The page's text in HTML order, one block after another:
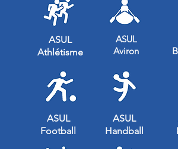
ASUL
Athlétisme
ASUL
Aviron
ASUL
Football
ASUL
Handball